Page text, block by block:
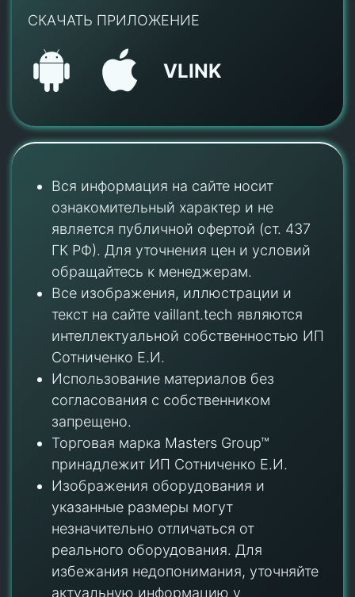
СКАЧАТЬ ПРИЛОЖЕНИЕ
VLINK
Вся информация на сайте носит
ознакомительный характер и не
является публичной офертой (ст. 437
ГК РФ). Для уточнения цен и условий
обращайтесь к менеджерам.
Все изображения, иллюстрации и
текст на сайте vaillant.tech являются
интеллектуальной собственностью ИП
Сотниченко Е.И.
Использование материалов без
согласования с собственником
запрещено.
Торговая марка Masters Group™
принадлежит ИП Сотниченко Е.И.
Изображения оборудования и
указанные размеры могут
незначительно отличаться от
реального оборудования. Для
избежания недопонимания, уточняйте
актуальную информацию у